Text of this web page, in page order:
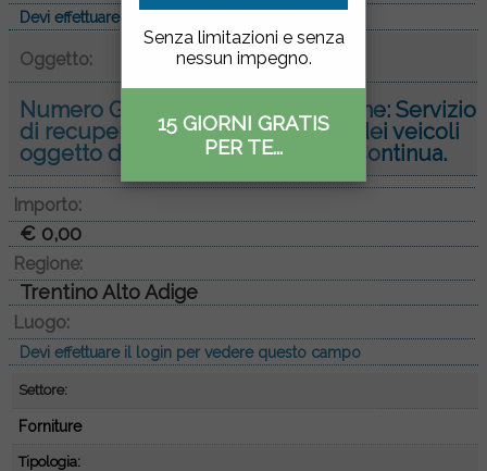
Senza limitazioni e senza
nessun impegno.
15 GIORNI GRATIS
PER TE...
Devi effettuare il login per vedere questo campo
Oggetto:
Numero Gara: 5419429 - Descrizione: Servizio
di recupero, custodia e acquisto dei veicoli
oggetto di sequestro amminist...
Continua.
Importo:
€ 0,00
Regione:
Trentino Alto Adige
Luogo:
Devi effettuare il login per vedere questo campo
Settore:
Forniture
Tipologia: